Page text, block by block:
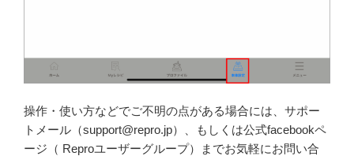
操作・使い方などでご不明の点がある場合には、サポー
トメール（support@repro.jp）、もしくは公式facebookペ
ージ（ Reproユーザーグループ）までお気軽にお問い合